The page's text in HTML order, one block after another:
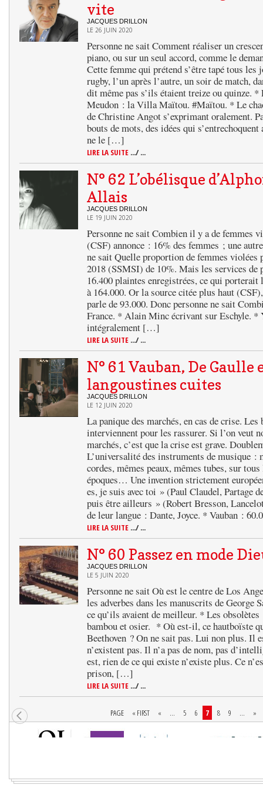
vite
JACQUES DRILLON
LE 26 JUIN 2020
Personne ne sait Comment réaliser un
piano, ou sur un seul accord, comme le
Cette femme qui prétend s’être tapé tous les
rugby, l’un après l’autre, un soir de match,
dit même pas s’ils étaient treize ou quinze. *
Meudon : la Villa Maïtou. #Maïtou. * Le
de Christine Angot s’exprimant oralement.
bouts de mots, des idées qui
ne le […]
LIRE LA SUITE .../ ...
N° 62 L’obélisque
Allais
JACQUES DRILLON
LE 19 JUIN 2020
Personne ne sait Combien il y a de femmes
(CSF) annonce : 16% des femmes ; une
ne sait Quelle proportion de femmes violées
2018 (SSMSI) de 10%. Mais les services de
16.400 plaintes enregistrées, ce qui
à 164.000. Or la source citée plus haut
parle de 93.000. Donc personne ne sait
France. * Alain Minc écrivant sur Eschyle. *
intégralement […]
LIRE LA SUITE .../ ...
N° 61 Vauban, De Gaulle
langoustines cuites
JACQUES DRILLON
LE 12 JUIN 2020
La panique des marchés, en cas de crise. Les
interviennent pour les rassurer. Si l’on veut
marchés, c’est que la crise est grave.
L’universalité des instruments de musique :
cordes, mêmes peaux, mêmes tubes, sur
époques… Une invention strictement
es, je suis avec toi » (Paul Claudel, Partage
puis être ailleurs » (Robert Bresson,
de leur langue : Dante, Joyce. * Vauban :
LIRE LA SUITE .../ ...
N° 60 Passez en mode
JACQUES DRILLON
LE 5 JUIN 2020
Personne ne sait Où est le centre de Los
les adverbes dans les manuscrits de George
ce qu’ils avaient de meilleur. * Les
bambou et osier. * Où est-il, ce hautboïste
Beethoven ? On ne sait pas. Lui non plus. Il
n’existent pas. Il n’a pas de nom, pas
est, rien de ce qui existe n’existe plus. Ce
prison, […]
LIRE LA SUITE .../ ...
PAGE « FIRST « ... 5 6 7 8 9 ... »